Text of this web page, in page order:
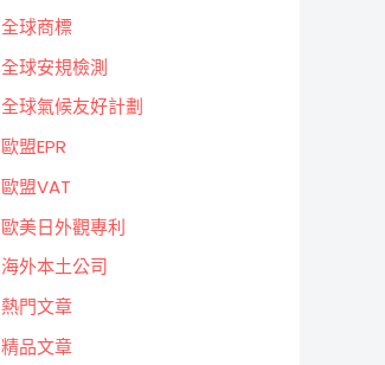
全球商標
全球安規檢測
全球氣候友好計劃
歐盟EPR
歐盟VAT
歐美日外觀專利
海外本土公司
熱門文章
精品文章